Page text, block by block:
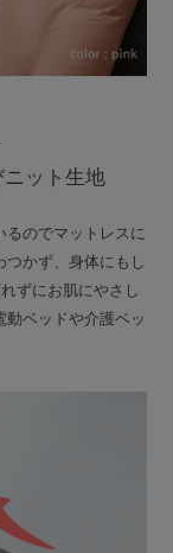
ット生地
るのでマットレスに
かず、身体にもし
ずにお肌にやさし
ベッドや介護ベッ